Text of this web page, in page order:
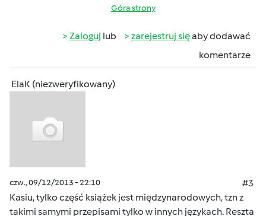
Góra strony
Zaloguj lub zarejestruj sięaby dodawać
komentarze
ElaK (niezweryfikowany)
czw., 09/12/2013 - 22:10
#3
Kasiu, tylko część książek jest międzynarodowych, tzn z
takimi samymi przepisami tylko w innych językach. Reszta